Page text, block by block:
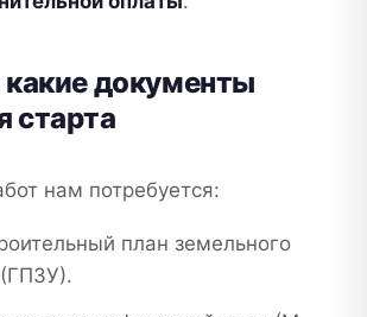
документы
старта
нам потребуется:
план земельного